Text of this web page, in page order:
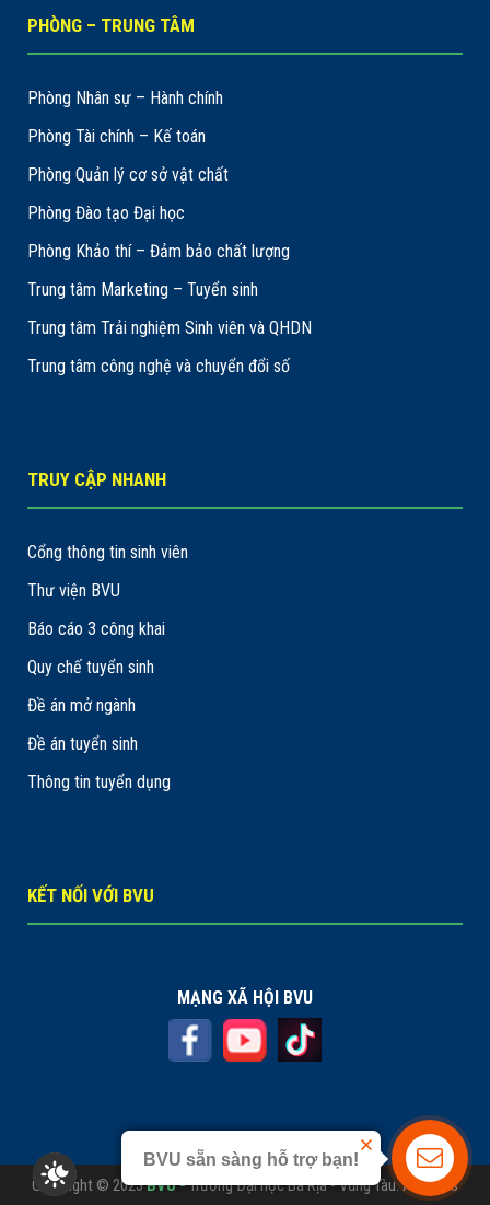
PHÒNG – TRUNG TÂM
Phòng Nhân sự – Hành chính
Phòng Tài chính – Kế toán
Phòng Quản lý cơ sở vật chất
Phòng Đào tạo Đại học
Phòng Khảo thí – Đảm bảo chất lượng
Trung tâm Marketing – Tuyển sinh
Trung tâm Trải nghiệm Sinh viên và QHDN
Trung tâm công nghệ và chuyển đổi số
TRUY CẬP NHANH
Cổng thông tin sinh viên
Thư viện BVU
Báo cáo 3 công khai
Quy chế tuyển sinh
Đề án mở ngành
Đề án tuyển sinh
Thông tin tuyển dụng
KẾT NỐI VỚI BVU
MẠNG XÃ HỘI BVU
Copyright © 2023BVU -Trường Đại học Bà Rịa - Vũng Tàu. All rights
Liên hệ
BVU sẵn sàng hỗ trợ bạn!